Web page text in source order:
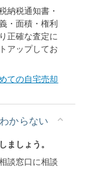
納税通知書・
・面積・権利
正確な査定に
アップしてお
ての自宅売却
からない
ましょう。
談窓口に相談